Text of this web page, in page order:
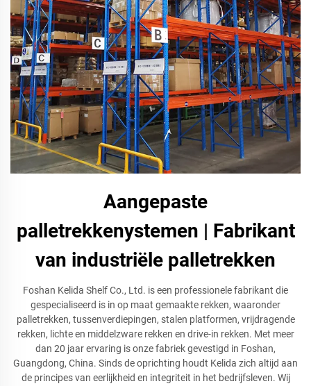
Aangepaste
palletrekkenystemen | Fabrikant
van industriële palletrekken
Foshan Kelida Shelf Co., Ltd. is een professionele fabrikant die
gespecialiseerd is in op maat gemaakte rekken, waaronder
palletrekken, tussenverdiepingen, stalen platformen, vrijdragende
rekken, lichte en middelzware rekken en drive-in rekken. Met meer
dan 20 jaar ervaring is onze fabriek gevestigd in Foshan,
Guangdong, China. Sinds de oprichting houdt Kelida zich altijd aan
de principes van eerlijkheid en integriteit in het bedrijfsleven. Wij